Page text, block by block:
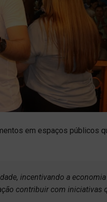
em espaços públicos
incentivando a
contribuir com iniciativas